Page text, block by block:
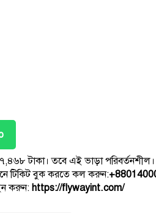
টাকা। তবে এই ভাড়া
টিকিট বুক করতে কল করুন:
করুন: https://flywayint.com/